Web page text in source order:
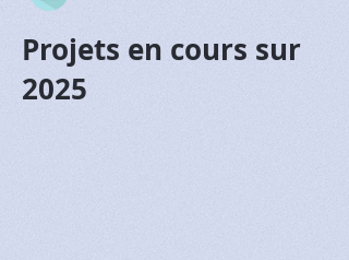
Projets en cours sur
2025